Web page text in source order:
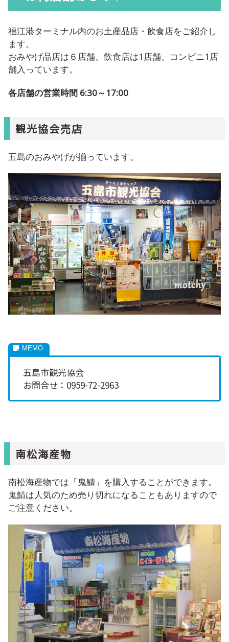
福江港ターミナル内のお土産品店・飲食店をご紹介し
ます。
おみやげ品店は６店舗、飲食店は1店舗、コンビニ1店
舗入っています。
各店舗の営業時間 6:30～17:00
観光協会売店
五島のおみやげが揃っています。
五島市観光協会
お問合せ：0959-72-2963
南松海産物
南松海産物では「鬼鯖」を購入することができます。
鬼鯖は人気のため売り切れになることもありますので
ご注意ください。